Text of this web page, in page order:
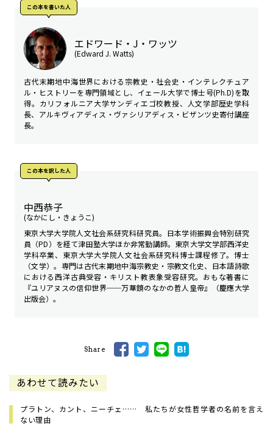
この本を書いた人
エドワード・J・ワッツ
(Edward J. Watts)
古代末期地中海世界における宗教史・社会史・インテレクチュア
ル・ヒストリーを専門領域とし、イェール大学で博士号(Ph.D)を取
得。カリフォルニア大学サンディエゴ校教授、人文学部歴史学科
長、アルキヴィアディス・ヴァシリアディス・ビザンツ史寄付講座
長。
この本を訳した人
中西恭子
(なかにし・きょうこ)
東京大学大学院人文社会系研究科研究員。日本学術振興会特別研究
員（PD）を経て津田塾大学ほか非常勤講師。東京大学文学部西洋史
学科卒業、東京大学大学院人文社会系研究科博士課程修了。博士
（文学）。専門は古代末期地中海宗教史・宗教文化史、日本語詩歌
における西洋古典受容・キリスト教表象受容研究。おもな著書に
『ユリアヌスの信仰世界──万華鏡のなかの哲人皇帝』（慶應大学
出版会）。
Share
あわせて読みたい
プラトン、カント、ニーチェ…… 私たちが女性哲学者の名前を言え
ない理由